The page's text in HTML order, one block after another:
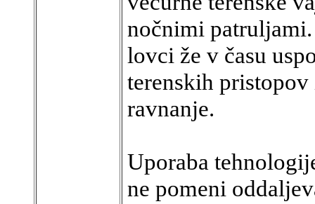
nočnimi
lovci že v času
terenskih
ravnanje.
Uporaba
ne pomeni